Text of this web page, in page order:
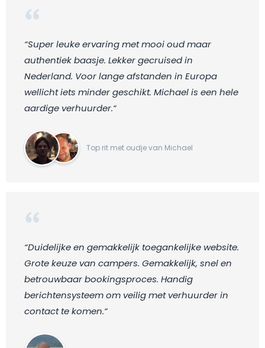
“Super leuke ervaring met mooi oud maar
authentiek baasje. Lekker gecruised in
Nederland. Voor lange afstanden in Europa
wellicht iets minder geschikt. Michael is een hele
aardige verhuurder.“
Top rit met oudje van Michael
“Duidelijke en gemakkelijk toegankelijke website.
Grote keuze van campers. Gemakkelijk, snel en
betrouwbaar bookingsproces. Handig
berichtensysteem om veilig met verhuurder in
contact te komen.“